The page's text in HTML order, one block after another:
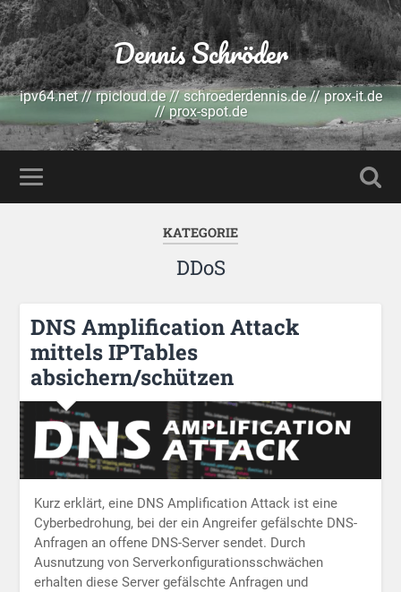
Dennis Schröder
ipv64.net // rpicloud.de // schroederdennis.de // prox-it.de
// prox-spot.de
KATEGORIE
DDoS
DNS Amplification Attack
mittels IPTables
absichern/schützen
Kurz erklärt, eine DNS Amplification Attack ist eine
Cyberbedrohung, bei der ein Angreifer gefälschte DNS-
Anfragen an offene DNS-Server sendet. Durch
Ausnutzung von Serverkonfigurationsschwächen
erhalten diese Server gefälschte Anfragen und